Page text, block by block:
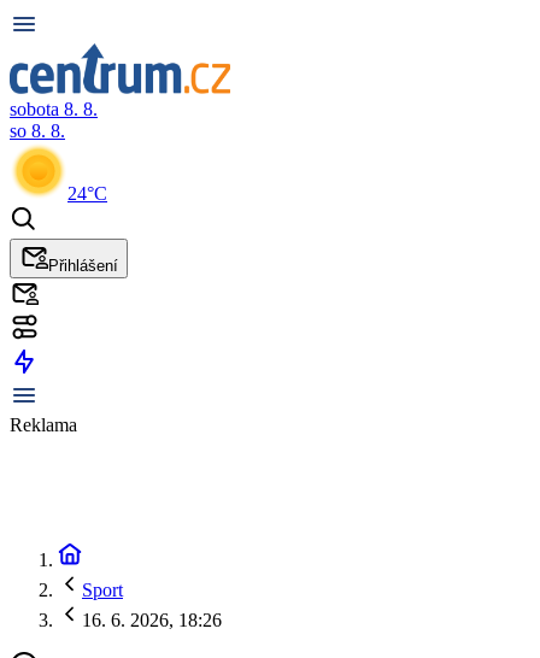
sobota 8. 8.
so 8. 8.
24°C
Přihlášení
Reklama
Sport
16. 6. 2026, 18:26